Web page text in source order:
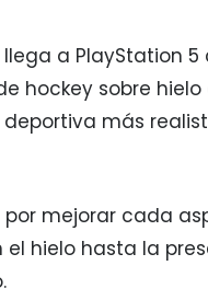
llega a
hockey sobre
más
por mejorar cada
el hielo hasta la